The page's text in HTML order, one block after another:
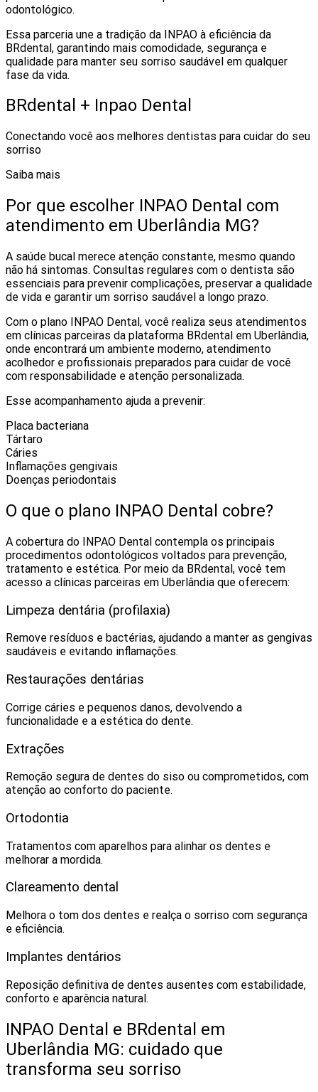
odontológico.
Essa parceria une a tradição da INPAO à eficiência da
BRdental, garantindo mais comodidade, segurança e
qualidade para manter seu sorriso saudável em qualquer
fase da vida.
BRdental + Inpao Dental
Conectando você aos melhores dentistas para cuidar do seu
sorriso
Saiba mais
Por que escolher INPAO Dental com
atendimento em Uberlândia MG?
A saúde bucal merece atenção constante, mesmo quando
não há sintomas. Consultas regulares com o dentista são
essenciais para prevenir complicações, preservar a qualidade
de vida e garantir um sorriso saudável a longo prazo.
Com o plano INPAO Dental, você realiza seus atendimentos
em clínicas parceiras da plataforma BRdental em Uberlândia,
onde encontrará um ambiente moderno, atendimento
acolhedor e profissionais preparados para cuidar de você
com responsabilidade e atenção personalizada.
Esse acompanhamento ajuda a prevenir:
Placa bacteriana
Tártaro
Cáries
Inflamações gengivais
Doenças periodontais
O que o plano INPAO Dental cobre?
A cobertura do INPAO Dental contempla os principais
procedimentos odontológicos voltados para prevenção,
tratamento e estética. Por meio da BRdental, você tem
acesso a clínicas parceiras em Uberlândia que oferecem:
Limpeza dentária (profilaxia)
Remove resíduos e bactérias, ajudando a manter as gengivas
saudáveis e evitando inflamações.
Restaurações dentárias
Corrige cáries e pequenos danos, devolvendo a
funcionalidade e a estética do dente.
Extrações
Remoção segura de dentes do siso ou comprometidos, com
atenção ao conforto do paciente.
Ortodontia
Tratamentos com aparelhos para alinhar os dentes e
melhorar a mordida.
Clareamento dental
Melhora o tom dos dentes e realça o sorriso com segurança
e eficiência.
Implantes dentários
Reposição definitiva de dentes ausentes com estabilidade,
conforto e aparência natural.
INPAO Dental e BRdental em
Uberlândia MG: cuidado que
transforma seu sorriso